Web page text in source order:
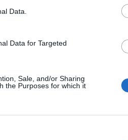
Data.
Data for Targeted
Sale, and/or Sharing
the Purposes for which it
ili neko stvorenje iz
je glava bila mala.